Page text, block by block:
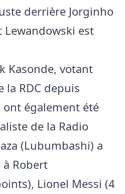
derrière Jorginho
est
Kasonde, votant
la RDC depuis
également été
de la Radio
(Lubumbashi) a
Robert
Lionel Messi (4